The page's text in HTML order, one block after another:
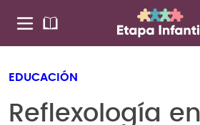
EDUCACIÓN
Reflexología